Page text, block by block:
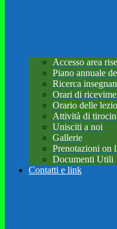
Accesso area
Piano annuale
Ricerca
Orari di
Orario delle
Attività di
Unisciti a noi
Gallerie
Prenotazioni on
Documenti Utili
Contatti e link